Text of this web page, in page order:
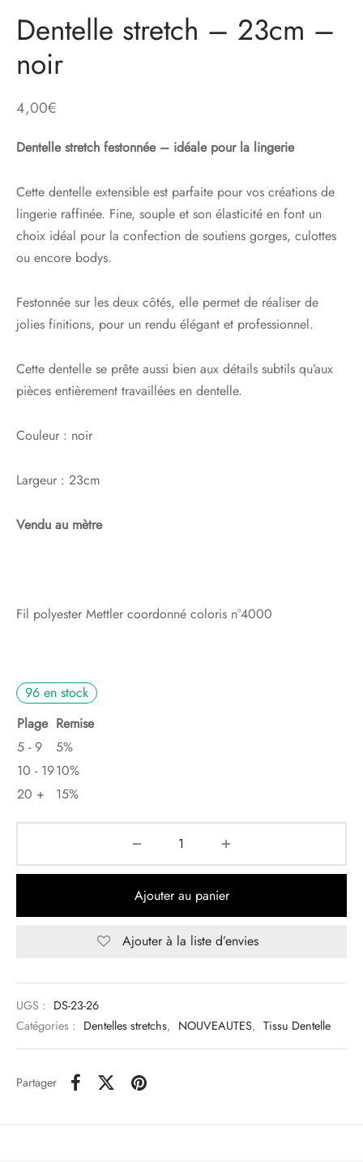
Dentelle stretch – 23cm –
noir
4,00€
Dentelle stretch festonnée – idéale pour la lingerie
Cette dentelle extensible est parfaite pour vos créations de
lingerie raffinée. Fine, souple et son élasticité en font un
choix idéal pour la confection de soutiens gorges, culottes
ou encore bodys.
Festonnée sur les deux côtés, elle permet de réaliser de
jolies finitions, pour un rendu élégant et professionnel.
Cette dentelle se prête aussi bien aux détails subtils qu’aux
pièces entièrement travaillées en dentelle.
Couleur : noir
Largeur : 23cm
Vendu au mètre
Fil polyester Mettler coordonné coloris n°4000
96 en stock
Plage Remise
5 - 9
5%
10 - 1910%
20 +
15%
Ajouter au panier
Ajouter à la liste d’envies
UGS : DS-23-26
Catégories : Dentelles stretchs, NOUVEAUTES, Tissu Dentelle
Partager